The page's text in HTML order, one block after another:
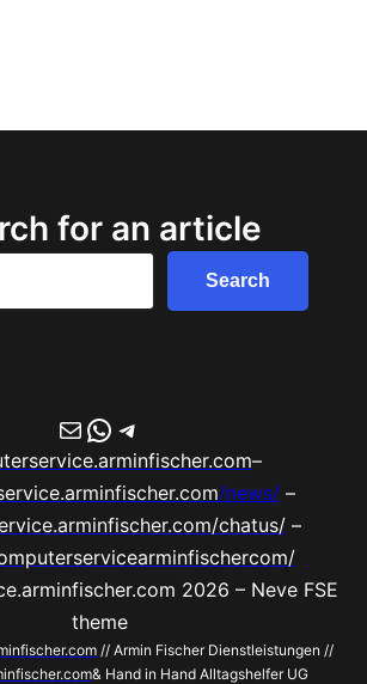
for an article
Search
E-MailWhatsApp
Telegram
–
/news/–
chatus/ –
2026 – Neve FSE
theme
// Armin Fischer Dienstleistungen //
& Hand in Hand Alltagshelfer UG